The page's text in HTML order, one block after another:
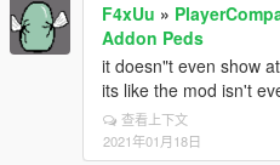
F4xUu »
Addon Peds
it doesn"t even show
its like the mod isn't
查看上下文
2021年01月18日